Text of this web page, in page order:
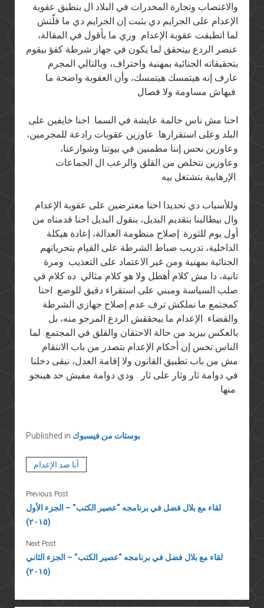
والاغتصاب وتجارة المخدرات في البلاد ال بتطبق عقوبة
الإعدام على الجرايم دي بثبت إن الجرايم دي ما قلّتش
لما اتطبقت عقوبة الإعدام. وزي ما بأقول في المقالة،
عنصر الردع بيتحقق لما يكون في جهاز شرطة كفؤ بيقوم
بتحقيقاته الجنائية بمهنية واحتراف، وبالتالي المجرم
عارف إنه هيتمسك هيتمسك، وأن العقوبة واضحة ما
احنا مش ناس حالمة عايشة في السما. احنا خايفين على
البلد وعلى استقرارها. عاوزين عقوبات رادعة للمجرمين،
وعاوزين نحس إننا مطمنين في بيوتنا وشوارعنا،
وعاوزين نتخلص من القلق والرعب ال الجماعات
وللأسباب دي تحديدا احنا معترضين على عقوبة الإعدام.
وال بيطالبنا بتقديم البديل، بنقول البديل احنا قدمناه من
أول يوم للثورة: إصلاح منظومة العدالة، إعادة هيكلة
الداخلية، تدريب ضباط الشرطة على القيام بتحرياتهم
الجنائية بمهنية ومن غير الاعتماد على التعذيب. ومرة
تانية، دا مش كلام أهطل ولا هو كلام مثالي. ده كلام في
صلب السياسة ومبني على استقراء دقيق للوضع. احنا
كمجتمع ما نملكش ترف عدم إصلاح جهازي الشرطة
والقضاء. الإعدام ما بيحققش الردع المرجو منه، بل
بالعكس بيزيد من حالة الاحتقان والقلق في المجتمع. لما
الناس تحس إن أحكام الإعدام بتصدر من باب الانتقام
مش من باب تطبيق القانون ولا إقامة العدل، نبقى دخلنا
في دوامة ثار وثار على ثار . ودي دوامة مفيش حد هينجو
Published in بوستات من فيسبوك
أنا ضد الإعدام
Previous Post
لقاء مع بلال فضل في برنامجه “عصير الكتب” – الجزء الأول
(٢٠١٥)
Next Post
لقاء مع بلال فضل في برنامجه “عصير الكتب” – الجزء الثاني
(٢٠١٥)